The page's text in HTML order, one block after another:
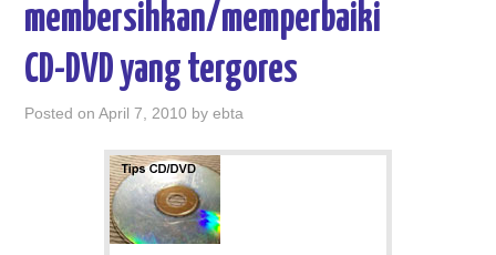
membersihkan/memperbaiki
CD-DVD yang tergores
Posted onApril 7, 2010 byebta